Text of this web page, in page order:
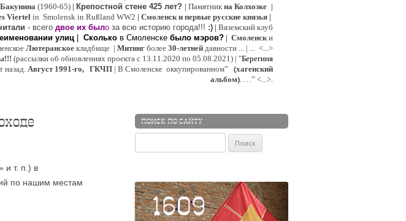
Бакунина (1960-65) | Крепостной стене 425 лет? | Памятник на Колхозке |
Viertel in Smolensk in Rußland WW2 | Смоленск и первые русские князья |
- всего двое их было за всю историю города!!! :) | Вяземский клуб
улиц Сколько в Смоленске было мэров? | Смоленски
Лютерaнское кладбище | Митинг более 30-летней давности ... | ... <...>
(рассылки об обновлениях проекта с 13.11.2020 по 05.08.2021) | "Берегиня
назад.Август 1991-го, ГКЧП | В Смоленске оккупированном” (хагенский
альбом). …” <...>.
и т. п.) в
по нашим местам
ПОИСК ПО САЙТУ